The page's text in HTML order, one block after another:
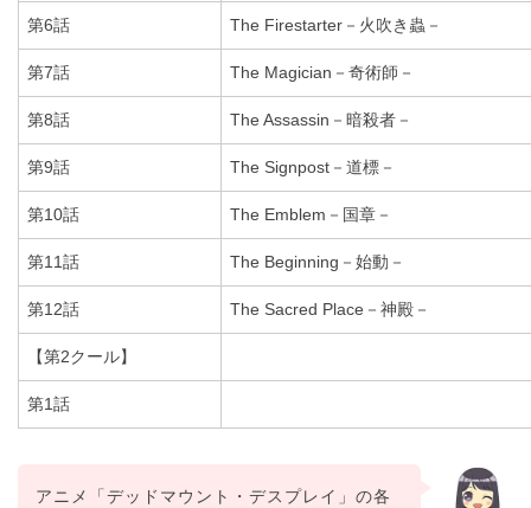
第6話 The Firestarter－火吹き蟲－
第7話 The Magician－奇術師－
第8話 The Assassin－暗殺者－
第9話 The Signpost－道標－
第10話 The Emblem－国章－
第11話 The Beginning－始動－
第12話 The Sacred Place－神殿－
【第2クール】
第1話
アニメ「デッドマウント・デスプレイ」の各